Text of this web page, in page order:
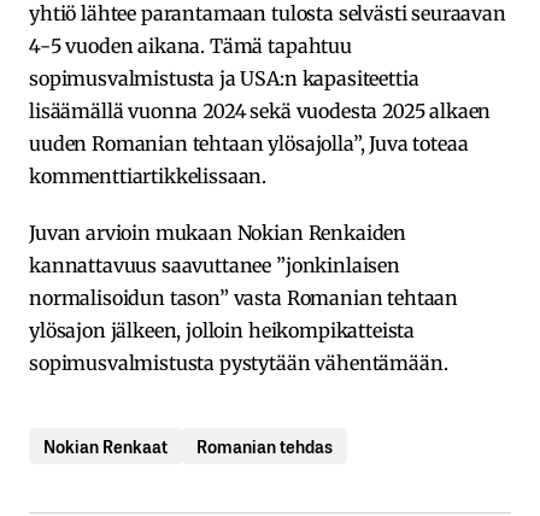
yhtiö lähtee parantamaan tulosta selvästi seuraavan
4-5 vuoden aikana. Tämä tapahtuu
sopimusvalmistusta ja USA:n kapasiteettia
lisäämällä vuonna 2024 sekä vuodesta 2025 alkaen
uuden Romanian tehtaan ylösajolla”, Juva toteaa
kommenttiartikkelissaan.
Juvan arvioin mukaan Nokian Renkaiden
kannattavuus saavuttanee ”jonkinlaisen
normalisoidun tason” vasta Romanian tehtaan
ylösajon jälkeen, jolloin heikompikatteista
sopimusvalmistusta pystytään vähentämään.
Nokian Renkaat Romanian tehdas